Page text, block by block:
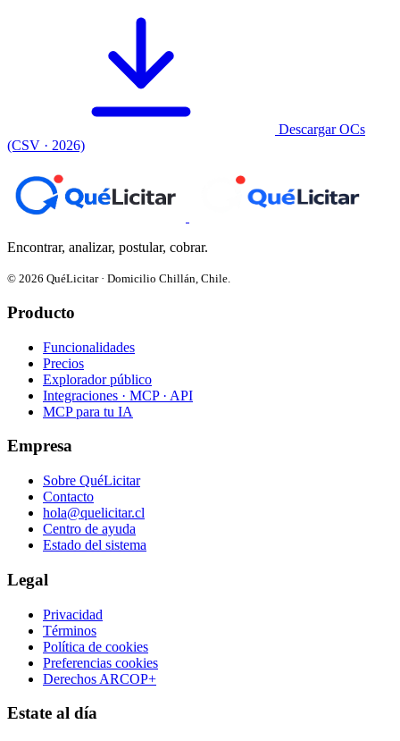
Descargar OCs
(CSV · 2026)
Encontrar, analizar, postular, cobrar.
© 2026 QuéLicitar · Domicilio Chillán, Chile.
Producto
Funcionalidades
Precios
Explorador público
Integraciones · MCP · API
MCP para tu IA
Empresa
Sobre QuéLicitar
Contacto
hola@quelicitar.cl
Centro de ayuda
Estado del sistema
Legal
Privacidad
Términos
Política de cookies
Preferencias cookies
Derechos ARCOP+
Estate al día